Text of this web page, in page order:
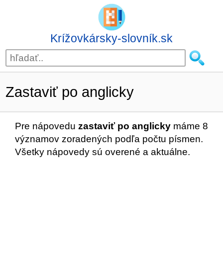
Krížovkársky-slovník.sk
Zastaviť po anglicky
Pre nápovedu zastaviť po anglicky máme 8
významov zoradených podľa počtu písmen.
Všetky nápovedy sú overené a aktuálne.